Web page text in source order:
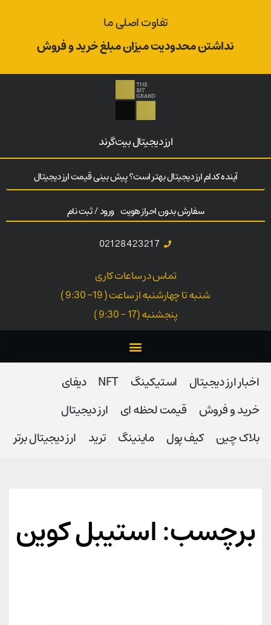
تفاوت اصلی ما
نداشتن محدودیت میزان مبلغ خرید و فروش
ارز‌ دیجیتال بیت‌گرند
آینده کدام ارز دیجیتال بهتر است؟ پیش بینی قیمت ارز دیجیتال
سفارش بدون احراز هویت ورود / ثبت نام
02128423217
تماس در ساعات کاری
شنبه تا چهارشنبه از ساعت ( 19- 9:30 )
پنجشنبه (17 - 9:30 )
اخبار ارز دیجیتال استیکینگ NFT
دیفای
خرید و فروش
قیمت لحظه ای
ارز دیجیتال
بلاک‌ چین
کیف پول ماینینگ ترید ارز دیجیتال برتر
برچسب: استیبل کوین